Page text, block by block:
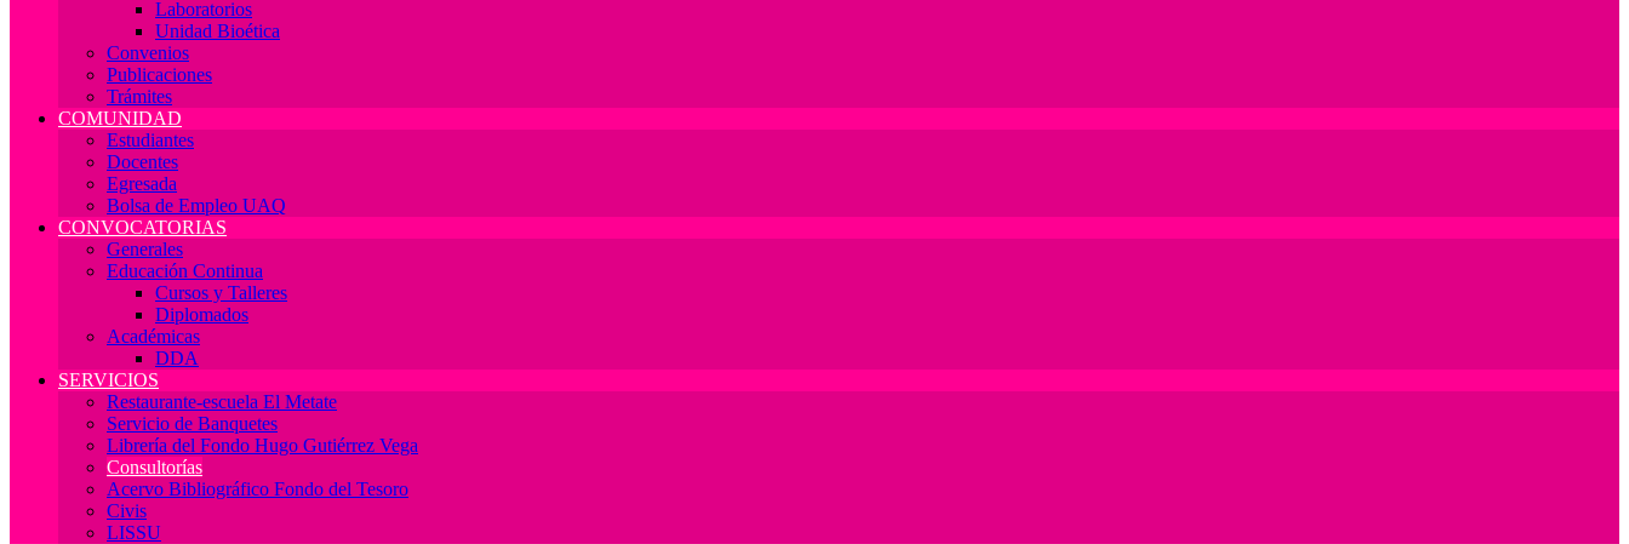
Laboratorios
Unidad Bioética
Convenios
Publicaciones
Trámites
COMUNIDAD
Estudiantes
Docentes
Egresada
Bolsa de Empleo UAQ
CONVOCATORIAS
Generales
Educación Continua
Cursos y Talleres
Diplomados
Académicas
DDA
SERVICIOS
Restaurante-escuela El Metate
Servicio de Banquetes
Librería del Fondo Hugo Gutiérrez Vega
Consultorías
Acervo Bibliográfico Fondo del Tesoro
Civis
LISSU